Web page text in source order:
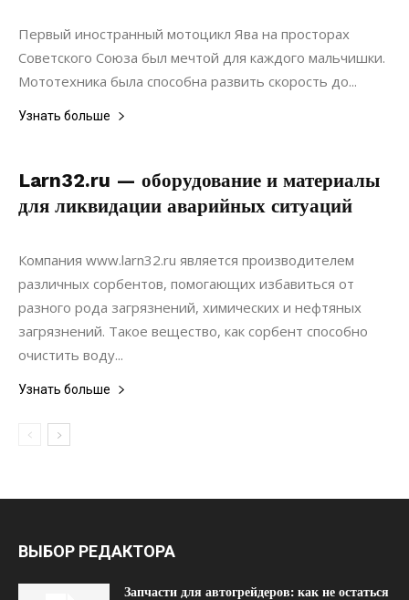
Первый иностранный мотоцикл Ява на просторах
Советского Союза был мечтой для каждого мальчишки.
Мототехника была способна развить скорость до...
Узнать больше
Larn32.ru — оборудование и материалы
для ликвидации аварийных ситуаций
01.05.2019
Компания www.larn32.ru является производителем
различных сорбентов, помогающих избавиться от
разного рода загрязнений, химических и нефтяных
загрязнений. Такое вещество, как сорбент способно
очистить воду...
Узнать больше
ВЫБОР РЕДАКТОРА
Запчасти для автогрейдеров: как не остаться